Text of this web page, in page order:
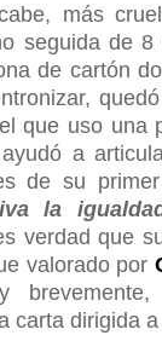
más
seguida de
de cartón
que uso una
a
de su
la
verdad que
valorado por
carta dirigida a